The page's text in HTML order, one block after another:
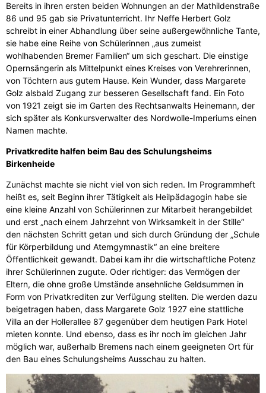
Bereits in ihren ersten beiden Wohnungen an der Mathildenstraße
86 und 95 gab sie Privatunterricht. Ihr Neffe Herbert Golz
schreibt in einer Abhandlung über seine außergewöhnliche Tante,
sie habe eine Reihe von Schülerinnen „aus zumeist
wohlhabenden Bremer Familien“ um sich geschart. Die einstige
Opernsängerin als Mittelpunkt eines Kreises von Verehrerinnen,
von Töchtern aus gutem Hause. Kein Wunder, dass Margarete
Golz alsbald Zugang zur besseren Gesellschaft fand. Ein Foto
von 1921 zeigt sie im Garten des Rechtsanwalts Heinemann, der
sich später als Konkursverwalter des Nordwolle-Imperiums einen
Namen machte.
Privatkredite halfen beim Bau des Schulungsheims
Birkenheide
Zunächst machte sie nicht viel von sich reden. Im Programmheft
heißt es, seit Beginn ihrer Tätigkeit als Heilpädagogin habe sie
eine kleine Anzahl von Schülerinnen zur Mitarbeit herangebildet
und erst „nach einem Jahrzehnt von Wirksamkeit in der Stille“
den nächsten Schritt getan und sich durch Gründung der „Schule
für Körperbildung und Atemgymnastik“ an eine breitere
Öffentlichkeit gewandt. Dabei kam ihr die wirtschaftliche Potenz
ihrer Schülerinnen zugute. Oder richtiger: das Vermögen der
Eltern, die ohne große Umstände ansehnliche Geldsummen in
Form von Privatkrediten zur Verfügung stellten. Die werden dazu
beigetragen haben, dass Margarete Golz 1927 eine stattliche
Villa an der Hollerallee 87 gegenüber dem heutigen Park Hotel
mieten konnte. Und ebenso, dass es ihr noch im gleichen Jahr
möglich war, außerhalb Bremens nach einem geeigneten Ort für
den Bau eines Schulungsheims Ausschau zu halten.